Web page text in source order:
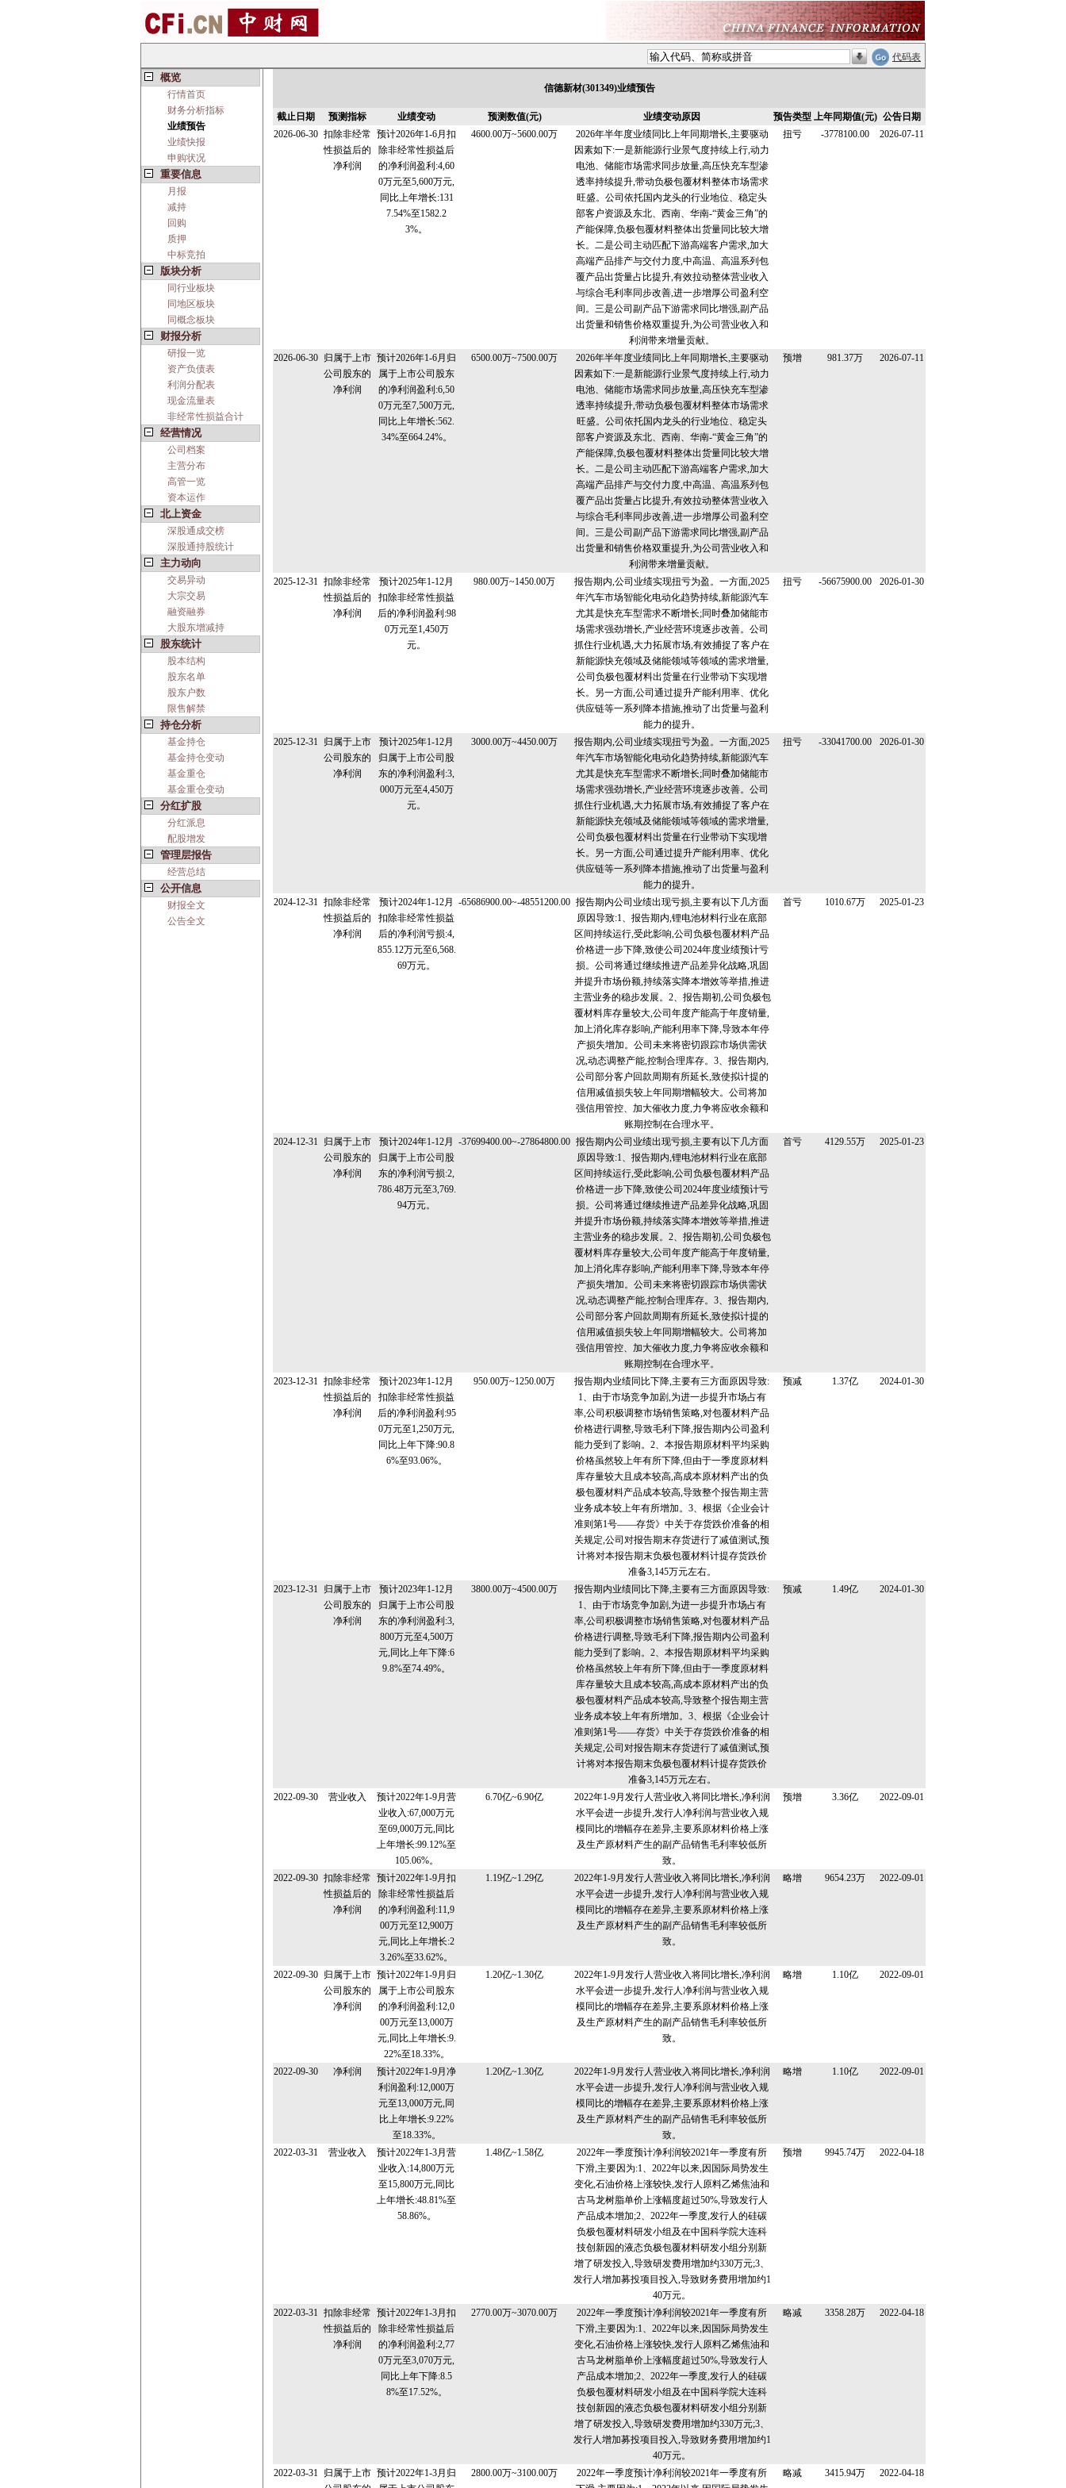
代码表
概览
行情首页
财务分析指标
业绩预告
业绩快报
申购状况
重要信息
月报
减持
回购
质押
中标竞拍
版块分析
同行业板块
同地区板块
同概念板块
财报分析
研报一览
资产负债表
利润分配表
现金流量表
非经常性损益合计
经营情况
公司档案
主营分布
高管一览
资本运作
北上资金
深股通成交榜
深股通持股统计
主力动向
交易异动
大宗交易
融资融券
大股东增减持
股东统计
股本结构
股东名单
股东户数
限售解禁
持仓分析
基金持仓
基金持仓变动
基金重仓
基金重仓变动
分红扩股
分红派息
配股增发
管理层报告
经营总结
公开信息
财报全文
公告全文
信德新材(301349)业绩预告
截止日期 预测指标 业绩变动 预测数值(元) 业绩变动原因 预告类型 上年同期值(元) 公告日期
2026-06-30 扣除非经常
性损益后的
净利润
预计2026年1-6月扣
除非经常性损益后
的净利润盈利:4,60
0万元至5,600万元,
同比上年增长:131
7.54%至1582.2
3%。
4600.00万~5600.00万
2026年半年度业绩同比上年同期增长,主要驱动
因素如下:一是新能源行业景气度持续上行,动力
电池、储能市场需求同步放量,高压快充车型渗
透率持续提升,带动负极包覆材料整体市场需求
旺盛。公司依托国内龙头的行业地位、稳定头
部客户资源及东北、西南、华南-“黄金三角”的
产能保障,负极包覆材料整体出货量同比较大增
长。二是公司主动匹配下游高端客户需求,加大
高端产品排产与交付力度,中高温、高温系列包
覆产品出货量占比提升,有效拉动整体营业收入
与综合毛利率同步改善,进一步增厚公司盈利空
间。三是公司副产品下游需求同比增强,副产品
出货量和销售价格双重提升,为公司营业收入和
利润带来增量贡献。
扭亏 -3778100.00 2026-07-11
2026-06-30 归属于上市
公司股东的
净利润
预计2026年1-6月归
属于上市公司股东
的净利润盈利:6,50
0万元至7,500万元,
同比上年增长:562.
34%至664.24%。
6500.00万~7500.00万
2026年半年度业绩同比上年同期增长,主要驱动
因素如下:一是新能源行业景气度持续上行,动力
电池、储能市场需求同步放量,高压快充车型渗
透率持续提升,带动负极包覆材料整体市场需求
旺盛。公司依托国内龙头的行业地位、稳定头
部客户资源及东北、西南、华南-“黄金三角”的
产能保障,负极包覆材料整体出货量同比较大增
长。二是公司主动匹配下游高端客户需求,加大
高端产品排产与交付力度,中高温、高温系列包
覆产品出货量占比提升,有效拉动整体营业收入
与综合毛利率同步改善,进一步增厚公司盈利空
间。三是公司副产品下游需求同比增强,副产品
出货量和销售价格双重提升,为公司营业收入和
利润带来增量贡献。
预增 981.37万 2026-07-11
2025-12-31 扣除非经常
性损益后的
净利润
预计2025年1-12月
扣除非经常性损益
后的净利润盈利:98
0万元至1,450万
元。
980.00万~1450.00万
报告期内,公司业绩实现扭亏为盈。一方面,2025
年汽车市场智能化电动化趋势持续,新能源汽车
尤其是快充车型需求不断增长;同时叠加储能市
场需求强劲增长,产业经营环境逐步改善。公司
抓住行业机遇,大力拓展市场,有效捕捉了客户在
新能源快充领域及储能领域等领域的需求增量,
公司负极包覆材料出货量在行业带动下实现增
长。另一方面,公司通过提升产能利用率、优化
供应链等一系列降本措施,推动了出货量与盈利
能力的提升。
扭亏 -56675900.00 2026-01-30
2025-12-31
归属于上市
公司股东的
净利润
预计2025年1-12月
归属于上市公司股
东的净利润盈利:3,
000万元至4,450万
元。
3000.00万~4450.00万
报告期内,公司业绩实现扭亏为盈。一方面,2025
年汽车市场智能化电动化趋势持续,新能源汽车
尤其是快充车型需求不断增长;同时叠加储能市
场需求强劲增长,产业经营环境逐步改善。公司
抓住行业机遇,大力拓展市场,有效捕捉了客户在
新能源快充领域及储能领域等领域的需求增量,
公司负极包覆材料出货量在行业带动下实现增
长。另一方面,公司通过提升产能利用率、优化
供应链等一系列降本措施,推动了出货量与盈利
能力的提升。
扭亏 -33041700.00 2026-01-30
2024-12-31 扣除非经常
性损益后的
净利润
预计2024年1-12月
扣除非经常性损益
后的净利润亏损:4,
855.12万元至6,568.
69万元。
-65686900.00~-48551200.00 报告期内公司业绩出现亏损,主要有以下几方面
原因导致:1、报告期内,锂电池材料行业在底部
区间持续运行,受此影响,公司负极包覆材料产品
价格进一步下降,致使公司2024年度业绩预计亏
损。公司将通过继续推进产品差异化战略,巩固
并提升市场份额,持续落实降本增效等举措,推进
主营业务的稳步发展。2、报告期初,公司负极包
覆材料库存量较大,公司年度产能高于年度销量,
加上消化库存影响,产能利用率下降,导致本年停
产损失增加。公司未来将密切跟踪市场供需状
况,动态调整产能,控制合理库存。3、报告期内,
公司部分客户回款周期有所延长,致使拟计提的
信用减值损失较上年同期增幅较大。公司将加
强信用管控、加大催收力度,力争将应收余额和
账期控制在合理水平。
首亏 1010.67万 2025-01-23
2024-12-31
归属于上市
公司股东的
净利润
预计2024年1-12月
归属于上市公司股
东的净利润亏损:2,
786.48万元至3,769.
94万元。
-37699400.00~-27864800.00 报告期内公司业绩出现亏损,主要有以下几方面
原因导致:1、报告期内,锂电池材料行业在底部
区间持续运行,受此影响,公司负极包覆材料产品
价格进一步下降,致使公司2024年度业绩预计亏
损。公司将通过继续推进产品差异化战略,巩固
并提升市场份额,持续落实降本增效等举措,推进
主营业务的稳步发展。2、报告期初,公司负极包
覆材料库存量较大,公司年度产能高于年度销量,
加上消化库存影响,产能利用率下降,导致本年停
产损失增加。公司未来将密切跟踪市场供需状
况,动态调整产能,控制合理库存。3、报告期内,
公司部分客户回款周期有所延长,致使拟计提的
信用减值损失较上年同期增幅较大。公司将加
强信用管控、加大催收力度,力争将应收余额和
账期控制在合理水平。
首亏 4129.55万 2025-01-23
2023-12-31 扣除非经常
性损益后的
净利润
预计2023年1-12月
扣除非经常性损益
后的净利润盈利:95
0万元至1,250万元,
同比上年下降:90.8
6%至93.06%。
950.00万~1250.00万
报告期内业绩同比下降,主要有三方面原因导致:
1、由于市场竞争加剧,为进一步提升市场占有
率,公司积极调整市场销售策略,对包覆材料产品
价格进行调整,导致毛利下降,报告期内公司盈利
能力受到了影响。2、本报告期原材料平均采购
价格虽然较上年有所下降,但由于一季度原材料
库存量较大且成本较高,高成本原材料产出的负
极包覆材料产品成本较高,导致整个报告期主营
业务成本较上年有所增加。3、根据《企业会计
准则第1号——存货》中关于存货跌价准备的相
关规定,公司对报告期末存货进行了减值测试,预
计将对本报告期末负极包覆材料计提存货跌价
准备3,145万元左右。
预减 1.37亿 2024-01-30
2023-12-31
归属于上市
公司股东的
净利润
预计2023年1-12月
归属于上市公司股
东的净利润盈利:3,
800万元至4,500万
元,同比上年下降:6
9.8%至74.49%。
3800.00万~4500.00万
报告期内业绩同比下降,主要有三方面原因导致:
1、由于市场竞争加剧,为进一步提升市场占有
率,公司积极调整市场销售策略,对包覆材料产品
价格进行调整,导致毛利下降,报告期内公司盈利
能力受到了影响。2、本报告期原材料平均采购
价格虽然较上年有所下降,但由于一季度原材料
库存量较大且成本较高,高成本原材料产出的负
极包覆材料产品成本较高,导致整个报告期主营
业务成本较上年有所增加。3、根据《企业会计
准则第1号——存货》中关于存货跌价准备的相
关规定,公司对报告期末存货进行了减值测试,预
计将对本报告期末负极包覆材料计提存货跌价
准备3,145万元左右。
预减 1.49亿 2024-01-30
2022-09-30 营业收入
预计2022年1-9月营
业收入:67,000万元
至69,000万元,同比
上年增长:99.12%至
105.06%。
6.70亿~6.90亿
2022年1-9月发行人营业收入将同比增长,净利润
水平会进一步提升,发行人净利润与营业收入规
模同比的增幅存在差异,主要系原材料价格上涨
及生产原材料产生的副产品销售毛利率较低所
致。
预增 3.36亿 2022-09-01
2022-09-30 扣除非经常
性损益后的
净利润
预计2022年1-9月扣
除非经常性损益后
的净利润盈利:11,9
00万元至12,900万
元,同比上年增长:2
3.26%至33.62%。
1.19亿~1.29亿
2022年1-9月发行人营业收入将同比增长,净利润
水平会进一步提升,发行人净利润与营业收入规
模同比的增幅存在差异,主要系原材料价格上涨
及生产原材料产生的副产品销售毛利率较低所
致。
略增 9654.23万 2022-09-01
2022-09-30 归属于上市
公司股东的
净利润
预计2022年1-9月归
属于上市公司股东
的净利润盈利:12,0
00万元至13,000万
元,同比上年增长:9.
22%至18.33%。
1.20亿~1.30亿
2022年1-9月发行人营业收入将同比增长,净利润
水平会进一步提升,发行人净利润与营业收入规
模同比的增幅存在差异,主要系原材料价格上涨
及生产原材料产生的副产品销售毛利率较低所
致。
略增 1.10亿 2022-09-01
2022-09-30 净利润
预计2022年1-9月净
利润盈利:12,000万
元至13,000万元,同
比上年增长:9.22%
至18.33%。
1.20亿~1.30亿
2022年1-9月发行人营业收入将同比增长,净利润
水平会进一步提升,发行人净利润与营业收入规
模同比的增幅存在差异,主要系原材料价格上涨
及生产原材料产生的副产品销售毛利率较低所
致。
略增 1.10亿 2022-09-01
2022-03-31 营业收入
预计2022年1-3月营
业收入:14,800万元
至15,800万元,同比
上年增长:48.81%至
58.86%。
1.48亿~1.58亿
2022年一季度预计净利润较2021年一季度有所
下滑,主要因为:1、2022年以来,因国际局势发生
变化,石油价格上涨较快,发行人原料乙烯焦油和
古马龙树脂单价上涨幅度超过50%,导致发行人
产品成本增加;2、2022年一季度,发行人的硅碳
负极包覆材料研发小组及在中国科学院大连科
技创新园的液态负极包覆材料研发小组分别新
增了研发投入,导致研发费用增加约330万元;3、
发行人增加募投项目投入,导致财务费用增加约1
40万元。
预增 9945.74万 2022-04-18
2022-03-31 扣除非经常
性损益后的
净利润
预计2022年1-3月扣
除非经常性损益后
的净利润盈利:2,77
0万元至3,070万元,
同比上年下降:8.5
8%至17.52%。
2770.00万~3070.00万
2022年一季度预计净利润较2021年一季度有所
下滑,主要因为:1、2022年以来,因国际局势发生
变化,石油价格上涨较快,发行人原料乙烯焦油和
古马龙树脂单价上涨幅度超过50%,导致发行人
产品成本增加;2、2022年一季度,发行人的硅碳
负极包覆材料研发小组及在中国科学院大连科
技创新园的液态负极包覆材料研发小组分别新
增了研发投入,导致研发费用增加约330万元;3、
发行人增加募投项目投入,导致财务费用增加约1
40万元。
略减 3358.28万 2022-04-18
2022-03-31 归属于上市 预计2022年1-3月归
2800.00万~3100.00万
2022年一季度预计净利润较2021年一季度有所
略减 3415.94万 2022-04-18